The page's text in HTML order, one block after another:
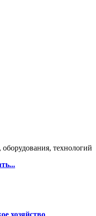
технологий
хозяйство